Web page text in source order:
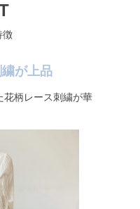
徴
が上品
花柄レース刺繍が華